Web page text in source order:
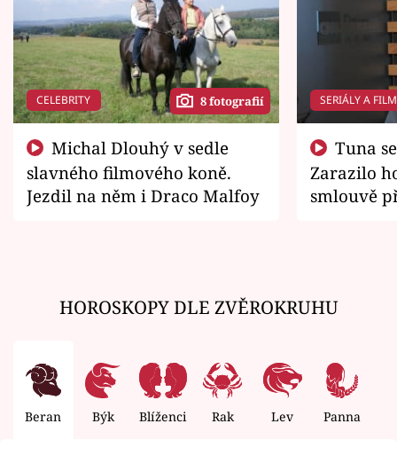
CELEBRITY 8 fotografií
slavného filmového koně.
Jezdil na něm i Draco Malfoy
SERIÁLY A
Zarazilo
smlouvě
HOROSKOPY DLE ZVĚROKRUHU
Beran Býk Blíženci Rak Lev Panna